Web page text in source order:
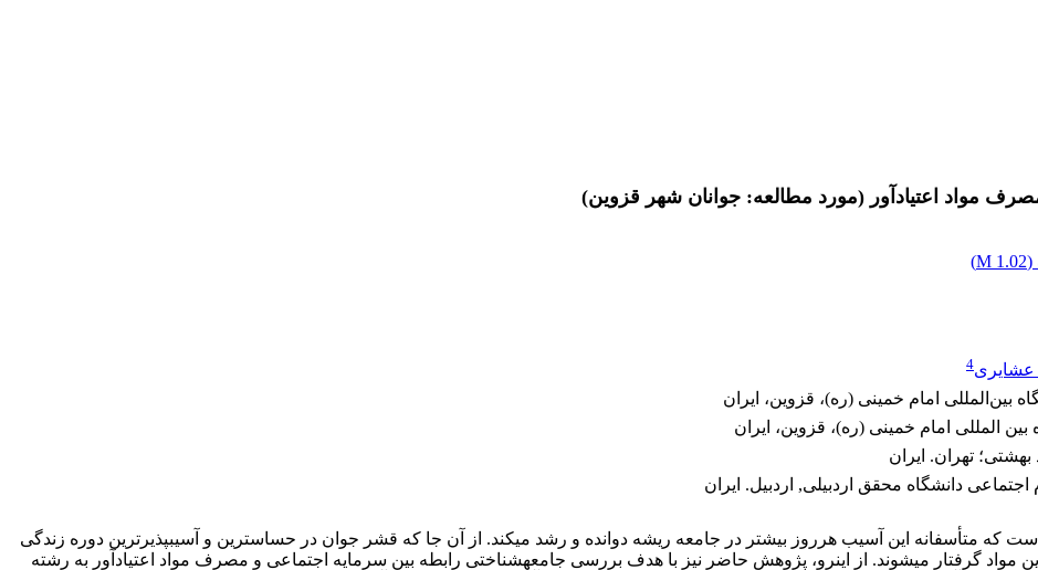
مواد اعتیادآور (مورد مطالعه: جوانان شهر قزوین)
(
1.02 M
)
عشایری4
بین‌المللی امام خمینی (ره)، قزوین، ایران
المللی امام خمینی (ره)، قزوین، ایران
تهران. ایران
دانشگاه محقق اردبیلی, اردبیل. ایران
که متأسفانه این آسیب هرروز بیشتر در جامعه ریشه دوانده و رشد می­کند. از آن جا که قشر جوان در حساس­ترین و آسیب­پذیرترین دوره زندگی
مواد گرفتار می­شوند. از این­رو، پژوهش حاضر نیز با هدف بررسی جامعه­شناختی رابطه بین سرمایه اجتماعی و مصرف مواد اعتیادآور به رشته